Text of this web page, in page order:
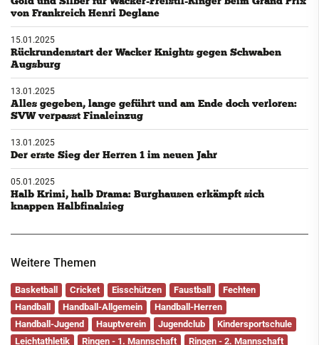
von Frankreich Henri Deglane
15.01.2025
Rückrundenstart der Wacker Knights gegen Schwaben
Augsburg
13.01.2025
Alles gegeben, lange geführt und am Ende doch verloren:
SVW verpasst Finaleinzug
13.01.2025
Der erste Sieg der Herren 1 im neuen Jahr
05.01.2025
Halb Krimi, halb Drama: Burghausen erkämpft sich
knappen Halbfinalsieg
Weitere Themen
Basketball Cricket Eisschützen Faustball
Fechten
Handball
Handball-Allgemein
Handball-Herren
Handball-Jugend
Hauptverein Jugendclub
Kindersportschule
Leichtathletik
Ringen - 1. Mannschaft
Ringen - 2. Mannschaft